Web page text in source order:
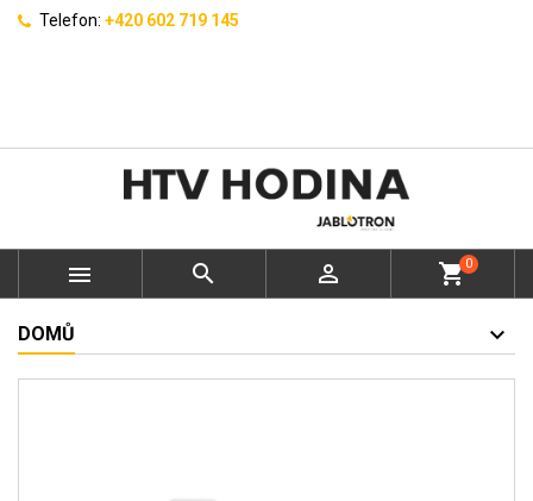
Telefon: +420 602 719 145
   shopping_cart0
DOMŮ